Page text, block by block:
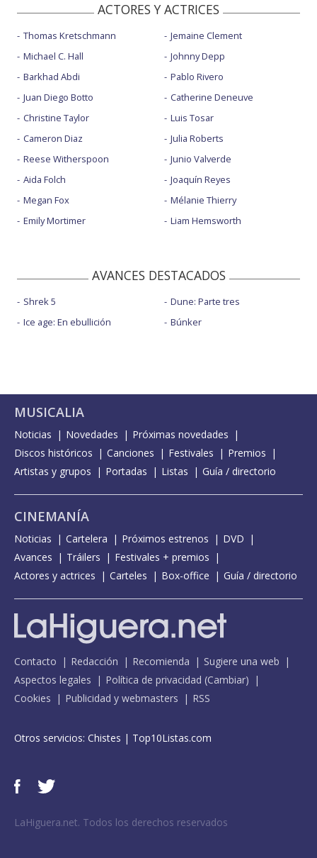
ACTORES Y ACTRICES
Thomas Kretschmann
Michael C. Hall
Barkhad Abdi
Juan Diego Botto
Christine Taylor
Cameron Diaz
Reese Witherspoon
Aida Folch
Megan Fox
Emily Mortimer
Jemaine Clement
Johnny Depp
Pablo Rivero
Catherine Deneuve
Luis Tosar
Julia Roberts
Junio Valverde
Joaquín Reyes
Mélanie Thierry
Liam Hemsworth
AVANCES DESTACADOS
Shrek 5
Ice age: En ebullición
Dune: Parte tres
Búnker
MUSICALIA
Noticias Novedades
Próximas novedades
Discos históricos
Canciones Festivales
Premios
Artistas y grupos
Portadas Listas Guía / directorio
CINEMANÍA
Noticias Cartelera Próximos estrenos
DVD
Avances
Tráilers
Festivales + premios
Actores y actrices
Carteles Box-office Guía / directorio
Contacto Redacción Recomienda
Sugiere una web
Aspectos legales
Política de privacidad (Cambiar)
Cookies
Publicidad y webmasters RSS
Otros servicios: Chistes | Top10Listas.com
LaHiguera.net. Todos los derechos reservados